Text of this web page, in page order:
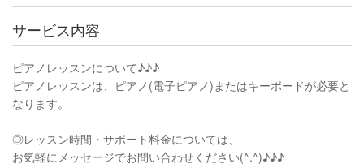
サービス内容
ピアノレッスンについて♪♪♪
ピアノレッスンは、ピアノ(電子ピアノ)またはキーボードが必要と
なります。
◎レッスン時間・サポート料金については、
お気軽にメッセージでお問い合わせください(^.^)♪♪♪